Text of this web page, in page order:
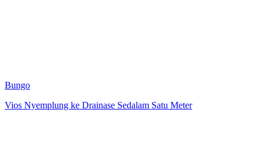
Bungo
Vios Nyemplung ke Drainase Sedalam Satu Meter